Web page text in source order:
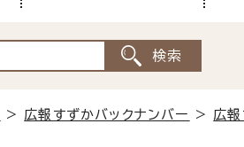
> 広報すずかバックナンバー > 広